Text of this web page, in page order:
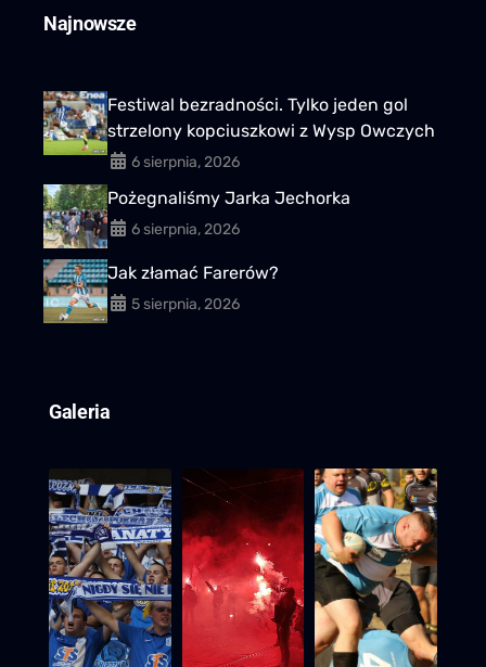
Najnowsze
Festiwal bezradności. Tylko jeden gol
strzelony kopciuszkowi z Wysp Owczych
6 sierpnia, 2026
Pożegnaliśmy Jarka Jechorka
6 sierpnia, 2026
Jak złamać Farerów?
5 sierpnia, 2026
Galeria